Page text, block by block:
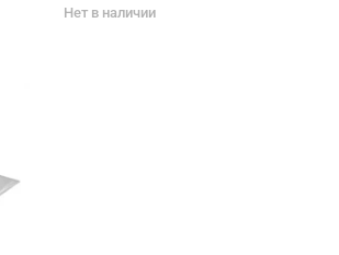
Нет в наличии